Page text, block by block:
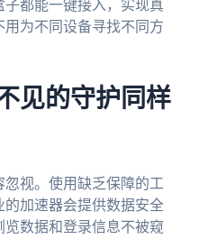
都能一键接入，实现真
为不同设备寻找不同方
见的守护同样
视。使用缺乏保障的工
加速器会提供数据安全
数据和登录信息不被窥